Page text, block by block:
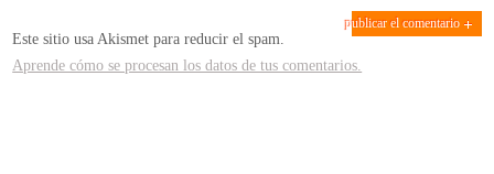
Este sitio usa Akismet para reducir el spam.
Aprende cómo se procesan los datos de tus comentarios.